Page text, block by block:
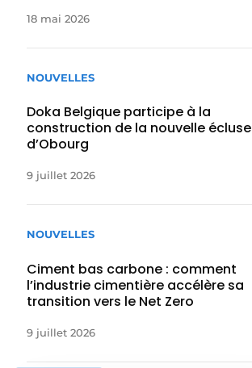
18 mai 2026
NOUVELLES
Doka Belgique participe à la
construction de la nouvelle écluse
d’Obourg
9 juillet 2026
NOUVELLES
Ciment bas carbone : comment
l’industrie cimentière accélère sa
transition vers le Net Zero
9 juillet 2026